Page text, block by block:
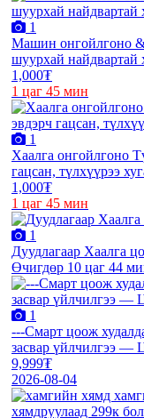
1
Машин онгойлгоно
шуурхай найдвартай
1,000₮
1 цаг 45 мин
1
Хаалга онгойлгоно
гацсан, түлхүүрээ
1,000₮
1 цаг 45 мин
1
Дуудлагаар Хаалга
Өчигдөр 10 цаг 44
1
---Смарт цоож
засвар үйлчилгээ —
9,999₮
2026-08-04